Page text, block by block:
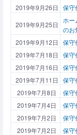
2019年9月26日
保守
2019年9月25日
ホ
のお
2019年9月12日
保守
2019年7月18日
保守
2019年7月16日
保守
2019年7月11日
保守
2019年7月8日
保守
2019年7月4日
保守
2019年7月2日
保守
2019年7月2日
保守